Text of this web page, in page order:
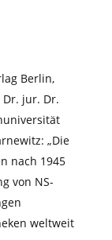
Berlin,
Dr. jur. Dr.
„Die
nach 1945
von NS-
weltweit